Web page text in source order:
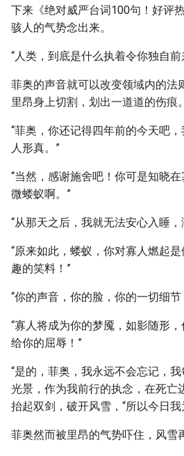
下来《绝对威严台词100句！好评
骇人的气势念出来。
“人类，到底是什么执着令你独自前
菲奥的声音就可以改变领域内的法
里昂身上切割，划出一道道的伤痕。
“菲奥，你还记得四年前的今天吧
人形真。”
“当然，感谢施舍吧！你可是知晓
微蝼蚁啊。”
“从那天之后，我就无法安心入睡
“原来如此，蝼蚁，你对寡人燃起
趣的笑料！”
“你的声音，你的脸，你的一切细
“寡人将成为你的梦魇，如影随形
给你的屈辱！”
“是的，菲奥，我永远不会忘记，
光景，作为我前行的执念，在死亡
抬起双剑，破开风雪，“所以今日我
菲奥然而被里昂的气势吓住，风雪